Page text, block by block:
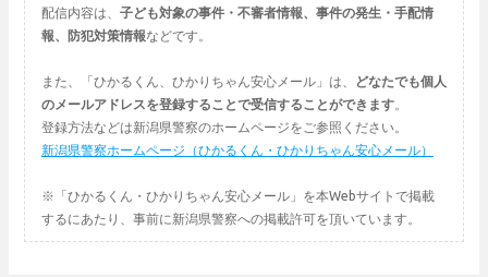
配信内容は、 子ども対象の事件・不審者情報、事件の発生・手配情
報、防犯対策情報などです。
また、「ひかるくん、ひかりちゃん安心メール」は、
どなたでも個人
のメールアドレスを登録することで受信することができます。
登録方法などは新潟県警察のホームページをご参照ください。
新潟県警察ホームページ（ひかるくん・ひかりちゃん安心メール）
※「ひかるくん・ひかりちゃん安心メール」を本Webサイトで掲載
するにあたり、事前に新潟県警察への掲載許可を頂いています。